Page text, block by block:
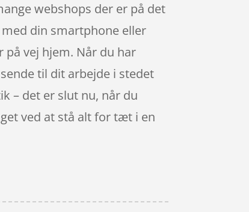
webshops der er på det
din smartphone eller
vej hjem. Når du har
til dit arbejde i stedet
– det er slut nu, når du
ved at stå alt for tæt i en